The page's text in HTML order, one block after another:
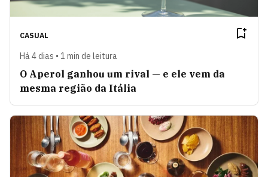
CASUAL
Há 4 dias • 1 min de leitura
O Aperol ganhou um rival — e ele vem da
mesma região da Itália